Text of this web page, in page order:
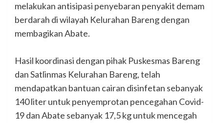
melakukan antisipasi penyebaran penyakit demam
berdarah di wilayah Kelurahan Bareng dengan
membagikan Abate.
Hasil koordinasi dengan pihak Puskesmas Bareng
dan Satlinmas Kelurahan Bareng, telah
mendapatkan bantuan cairan disinfetan sebanyak
140 liter untuk penyemprotan pencegahan Covid-
19 dan Abate sebanyak 17,5 kg untuk mencegah